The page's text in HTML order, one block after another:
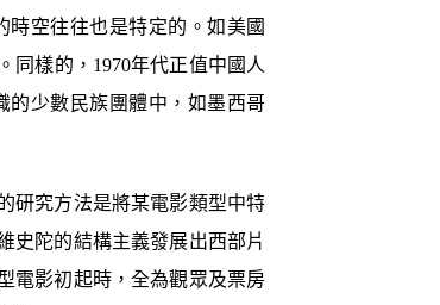
空往往也是特定的。如美國
同樣的，1970年代正值中國人
的少數民族團體中，如墨西哥
研究方法是將某電影類型中特
史陀的結構主義發展出西部片
電影初起時，全為觀眾及票房